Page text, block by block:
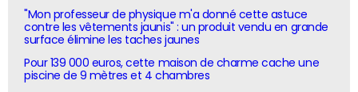
"Mon professeur de physique m'a donné cette astuce
contre les vêtements jaunis" : un produit vendu en grande
surface élimine les taches jaunes
Pour 139 000 euros, cette maison de charme cache une
piscine de 9 mètres et 4 chambres